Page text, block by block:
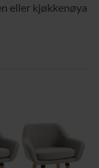
eller kjøkkenøya